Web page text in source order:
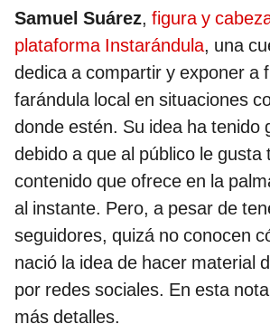
Samuel Suárez, figura y
plataforma Instarándula, una
dedica a compartir y exponer a
farándula local en situaciones
donde estén. Su idea ha tenido
debido a que al público le gusta
contenido que ofrece en la
al instante. Pero, a pesar de
seguidores, quizá no conocen
nació la idea de hacer material
por redes sociales. En esta
más detalles.